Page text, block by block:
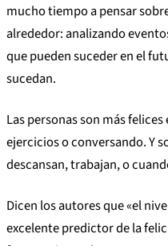
mucho tiempo a pensar
alrededor: analizando
que pueden suceder en el
sucedan.
Las personas son más
ejercicios o conversando. Y
descansan, trabajan, o
Dicen los autores que «el
excelente predictor de la